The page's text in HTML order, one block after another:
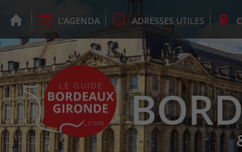
L'AGENDA ADRESSES UTILES